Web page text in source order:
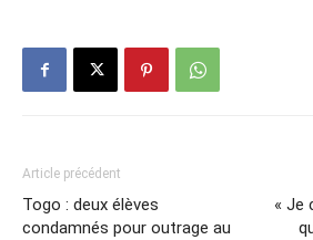
Article précédent
Togo : deux élèves
condamnés pour outrage au
« Je